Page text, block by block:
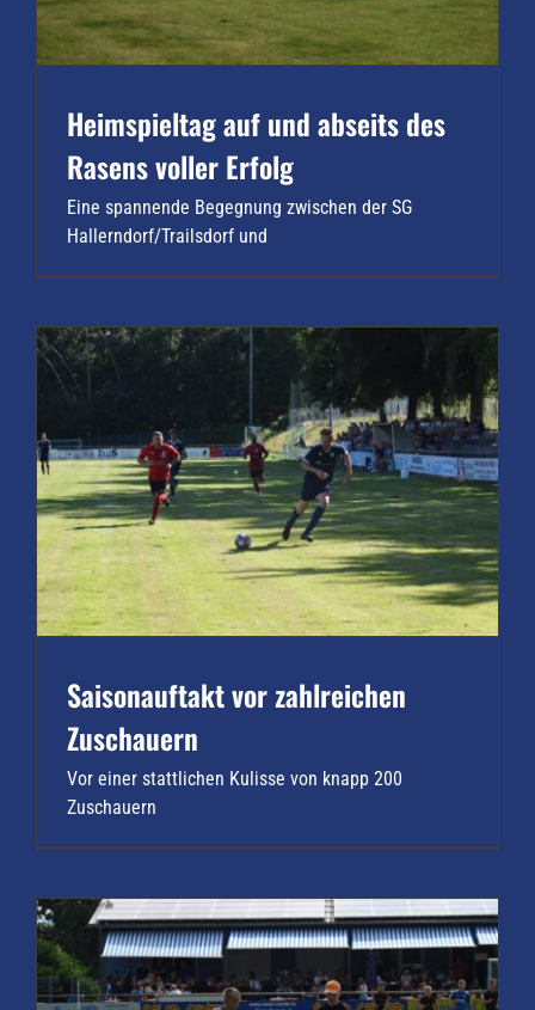
Heimspieltag auf und abseits des
Rasens voller Erfolg
Eine spannende Begegnung zwischen der SG
Hallerndorf/Trailsdorf und
Saisonauftakt vor zahlreichen
Zuschauern
Vor einer stattlichen Kulisse von knapp 200
Zuschauern